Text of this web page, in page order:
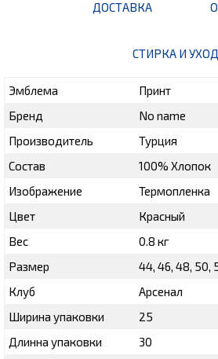
ДОСТАВКА
СТИРКА И УХОД
Эмблема
Принт
Бренд
No name
Производитель
Турция
Состав
100% Хлопок
Изображение
Термопленка
Цвет
Красный
Вес
0.8 кг
Размер
44, 46, 48, 50,
Клуб
Арсенал
Ширина упаковки
25
Длинна упаковки
30